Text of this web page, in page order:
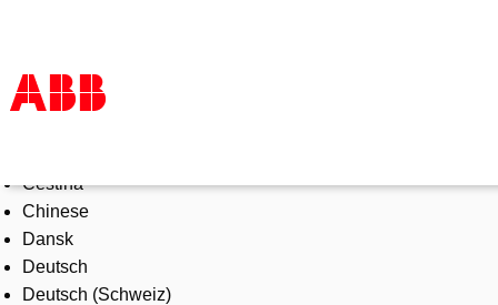
Products & Solutions
Industries
Services
About us
Where to buy
Čeština
Chinese
Dansk
Deutsch
Deutsch (Schweiz)